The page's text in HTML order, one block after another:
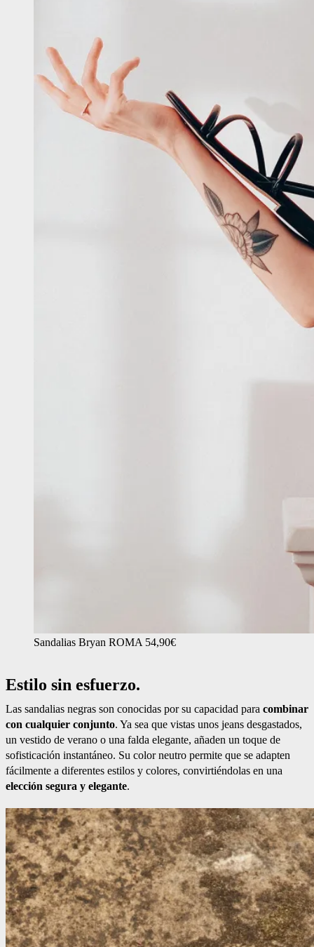
Sandalias Bryan ROMA 54,90€
Estilo sin esfuerzo.
Las sandalias negras son conocidas por su capacidad para combinar
con cualquier conjunto. Ya sea que vistas unos jeans desgastados,
un vestido de verano o una falda elegante, añaden un toque de
sofisticación instantáneo. Su color neutro permite que se adapten
fácilmente a diferentes estilos y colores, convirtiéndolas en una
elección segura y elegante.